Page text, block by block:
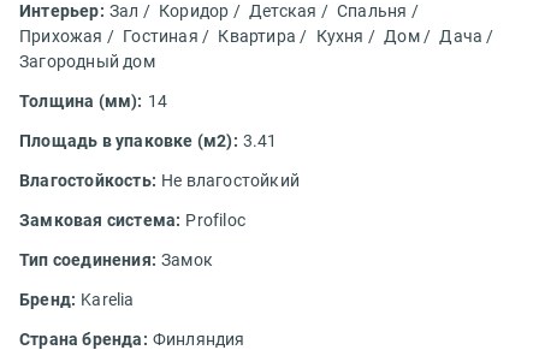
Интерьер: Зал / Коридор / Детская / Спальня /
Прихожая / Гостиная / Квартира / Кухня / Дом / Дача /
Загородный дом
Толщина (мм): 14
Площадь в упаковке (м2): 3.41
Влагостойкость: Не влагостойкий
Замковая система: Profiloc
Тип соединения: Замок
Бренд: Karelia
Страна бренда: Финляндия